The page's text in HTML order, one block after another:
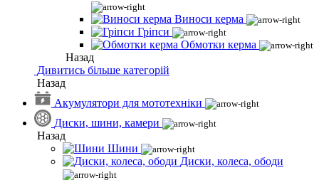
Виноси керма
Гріпси
Обмотки керма
Назад
Дивитись більше категорій
Назад
Акумулятори для мототехніки
Диски, шини, камери
Назад
Шини
Диски, колеса, ободи